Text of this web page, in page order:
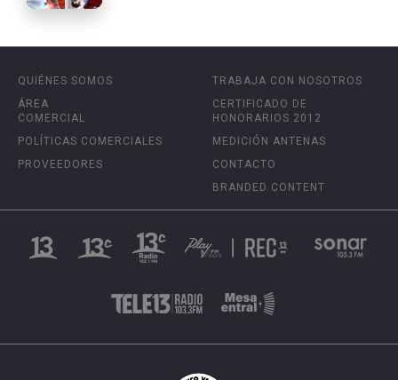
QUIÉNES SOMOS
ÁREA
COMERCIAL
POLÍTICAS COMERCIALES
PROVEEDORES
TRABAJA CON NOSOTROS
CERTIFICADO DE
HONORARIOS 2012
MEDICIÓN ANTENAS
CONTACTO
BRANDED CONTENT